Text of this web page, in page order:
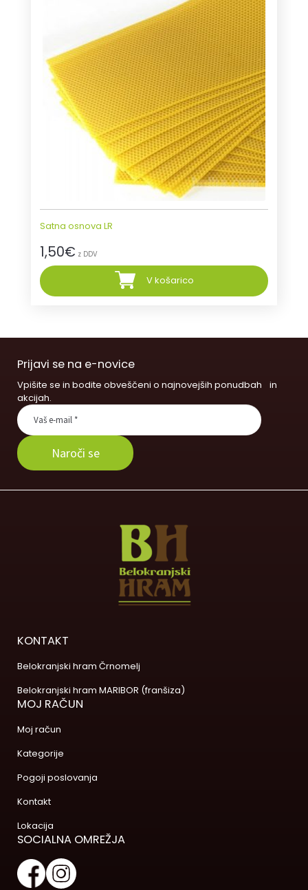
Satna osnova LR
1,50€ z DDV
V košarico
Prijavi se na e-novice
Vpišite se in bodite obveščeni o najnovejših ponudbah in
akcijah.
KONTAKT
Belokranjski hram Črnomelj
Belokranjski hram MARIBOR (franšiza)
MOJ RAČUN
Moj račun
Kategorije
Pogoji poslovanja
Kontakt
Lokacija
SOCIALNA OMREŽJA